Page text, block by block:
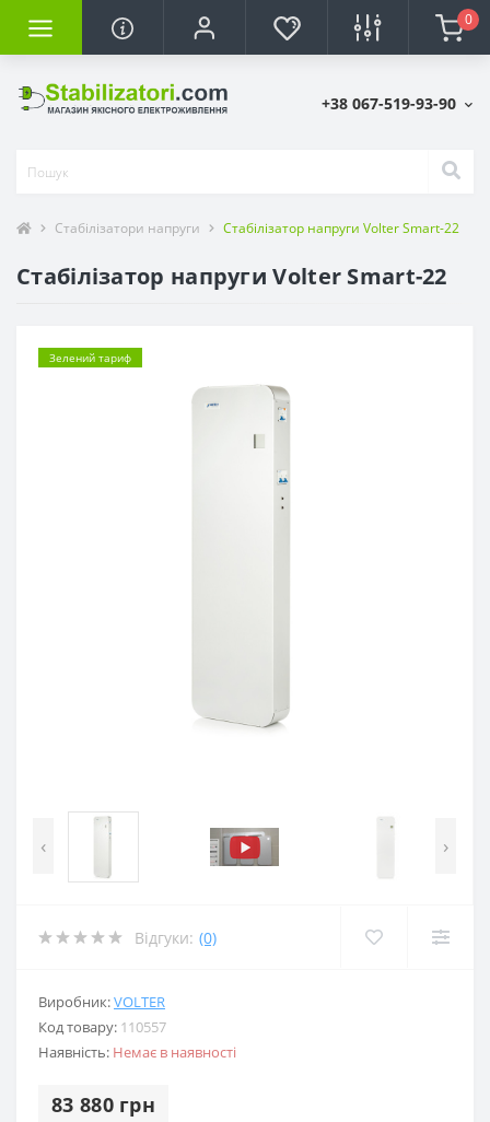
0
+38 067-519-93-90
Стабілізатори напруги Стабілізатор напруги Volter Smart-22
Стабілізатор напруги Volter Smart-22
Зелений тариф
‹ ›
Відгуки: (0)
Виробник:VOLTER
Код товару: 110557
Наявність: Немає в наявності
83 880 грн